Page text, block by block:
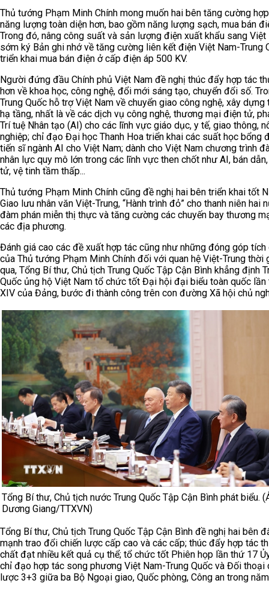
Thủ tướng Phạm Minh Chính mong muốn hai bên tăng cường
năng lượng toàn diện hơn, bao gồm năng lượng sạch, mua bán
Trong đó, nâng công suất và sản lượng điện xuất khẩu sang Việt
sớm ký Bản ghi nhớ về tăng cường liên kết điện Việt Nam-Trung
triển khai mua bán điện ở cấp điện áp 500 KV.
Người đứng đầu Chính phủ Việt Nam đề nghị thúc đẩy hợp tác
hơn về khoa học, công nghệ, đổi mới sáng tạo, chuyển đổi số.
Trung Quốc hỗ trợ Việt Nam về chuyển giao công nghệ, xây dựng
hạ tầng, nhất là về các dịch vụ công nghệ, thương mại điện tử,
Trí tuệ Nhân tạo (AI) cho các lĩnh vực giáo dục, y tế, giao thông,
nghiệp; chỉ đạo Đại học Thanh Hoa triển khai các suất học bổng
tiến sĩ ngành AI cho Việt Nam; dành cho Việt Nam chương trình
nhân lực quy mô lớn trong các lĩnh vực then chốt như AI, bán
tử, vệ tinh tầm thấp...
Thủ tướng Phạm Minh Chính cũng đề nghị hai bên triển khai tốt
Giao lưu nhân văn Việt-Trung, “Hành trình đỏ” cho thanh niên hai
đàm phán miễn thị thực và tăng cường các chuyến bay thương
các địa phương.
Đánh giá cao các đề xuất hợp tác cũng như những đóng góp tích
của Thủ tướng Phạm Minh Chính đối với quan hệ Việt-Trung thời
qua, Tổng Bí thư, Chủ tịch Trung Quốc Tập Cận Bình khẳng định
Quốc ủng hộ Việt Nam tổ chức tốt Đại hội đại biểu toàn quốc lần
XIV của Đảng, bước đi thành công trên con đường Xã hội chủ
Tổng Bí thư, Chủ tịch nước Trung Quốc Tập Cận Bình phát biểu.
Dương Giang/TTXVN)
Tổng Bí thư, Chủ tịch Trung Quốc Tập Cận Bình đề nghị hai bên
mạnh trao đổi chiến lược cấp cao và các cấp; thúc đẩy hợp tác
chất đạt nhiều kết quả cụ thể; tổ chức tốt Phiên họp lần thứ 17
chỉ đạo hợp tác song phương Việt Nam-Trung Quốc và Đối thoại
lược 3+3 giữa ba Bộ Ngoại giao, Quốc phòng, Công an trong